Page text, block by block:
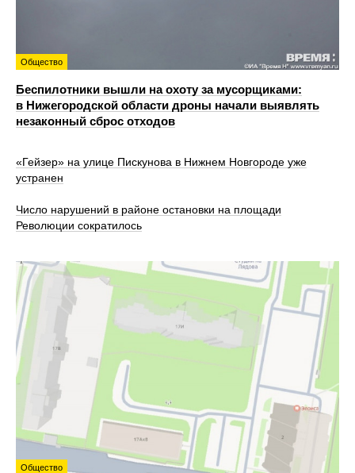
Общество
Беспилотники вышли на охоту за мусорщиками:
в Нижегородской области дроны начали выявлять
незаконный сброс отходов
«Гейзер» на улице Пискунова в Нижнем Новгороде уже
устранен
Число нарушений в районе остановки на площади
Революции сократилось
Общество